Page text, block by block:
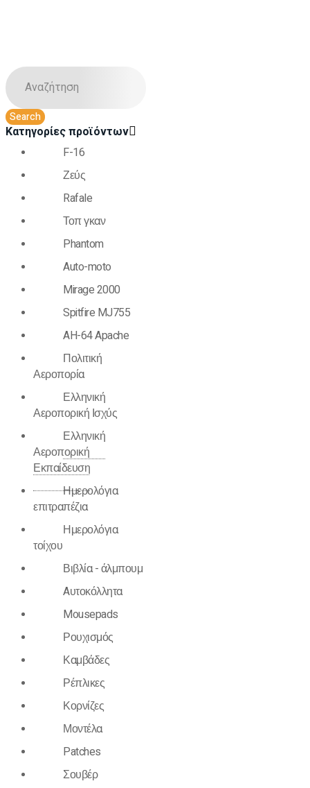
Κατηγορίες προϊόντων
F-16
Ζεύς
Rafale
Τοπ γκαν
Phantom
Auto-moto
Mirage 2000
Spitfire MJ755
AH-64 Apache
Πολιτική
Αεροπορία
Ελληνική
Αεροπορική Ισχύς
Ελληνική
Αεροπορική
Εκπαίδευση
Ημερολόγια
επιτραπέζια
Ημερολόγια
τοίχου
Βιβλία - άλμπουμ
Aυτοκόλλητα
Mousepads
Ρουχισμός
Καμβάδες
Ρέπλικες
Κορνίζες
Μοντέλα
Patches
Σουβέρ